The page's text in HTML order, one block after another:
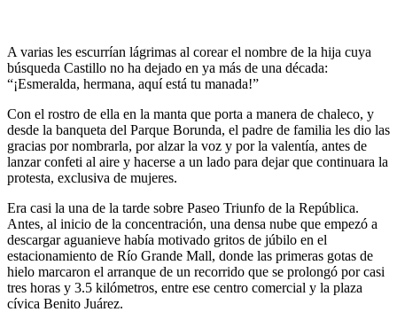
A varias les escurrían lágrimas al corear el nombre de la hija cuya
búsqueda Castillo no ha dejado en ya más de una década:
“¡Esmeralda, hermana, aquí está tu manada!”
Con el rostro de ella en la manta que porta a manera de chaleco, y
desde la banqueta del Parque Borunda, el padre de familia les dio las
gracias por nombrarla, por alzar la voz y por la valentía, antes de
lanzar confeti al aire y hacerse a un lado para dejar que continuara la
protesta, exclusiva de mujeres.
Era casi la una de la tarde sobre Paseo Triunfo de la República.
Antes, al inicio de la concentración, una densa nube que empezó a
descargar aguanieve había motivado gritos de júbilo en el
estacionamiento de Río Grande Mall, donde las primeras gotas de
hielo marcaron el arranque de un recorrido que se prolongó por casi
tres horas y 3.5 kilómetros, entre ese centro comercial y la plaza
cívica Benito Juárez.